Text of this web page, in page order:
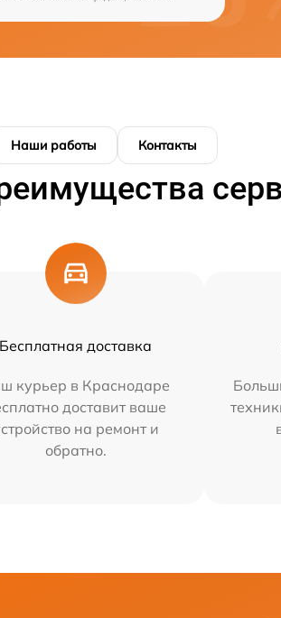
Наши работы Контакты
Бесплатная доставка
курьер в Краснодаре
доставит ваше
на ремонт и
обратно.